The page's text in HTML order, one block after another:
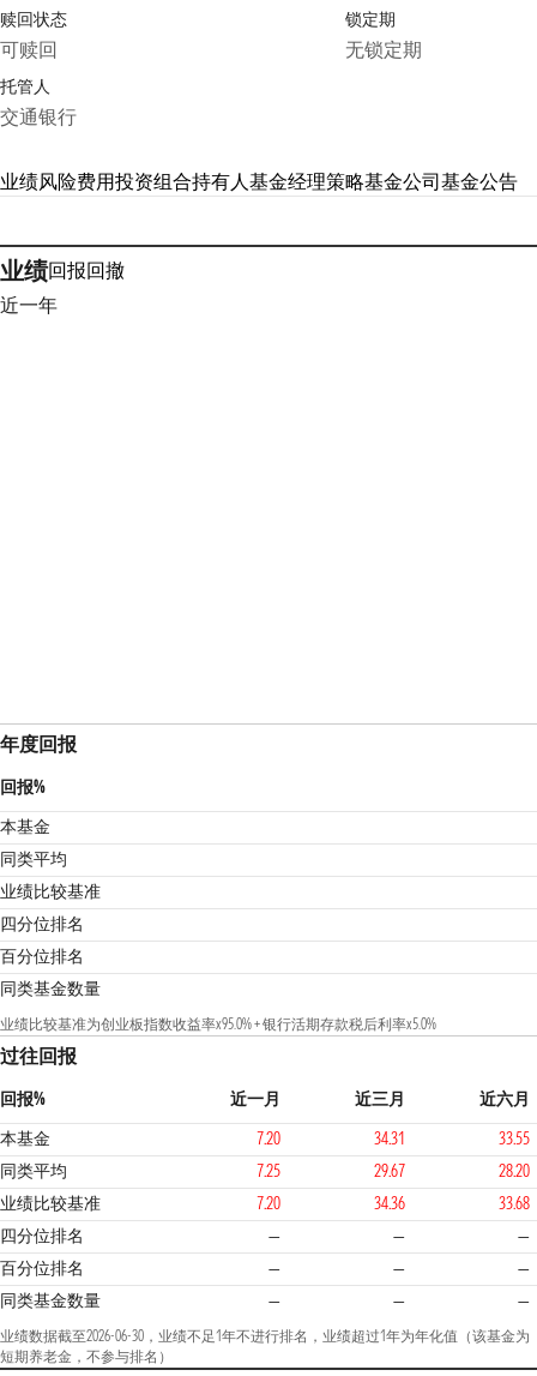
赎回状态
可赎回
锁定期
无锁定期
托管人
交通银行
业绩风险费用投资组合持有人基金经理策略基金公司基金公告
业绩回报回撤
近一年
年度回报
回报%
本基金
同类平均
业绩比较基准
四分位排名
百分位排名
同类基金数量
业绩比较基准为创业板指数收益率x95.0% + 银行活期存款税后利率x5.0%
过往回报
回报% 近一月 近三月
近六月
本基金
7.20 34.31
33.55
同类平均
7.25 29.67
28.20
业绩比较基准
7.20 34.36
33.68
四分位排名
— —
—
百分位排名
— —
—
同类基金数量
— — —
业绩数据截至2026-06-30，业绩不足1年不进行排名，业绩超过1年为年化值（该基金为
短期养老金，不参与排名）